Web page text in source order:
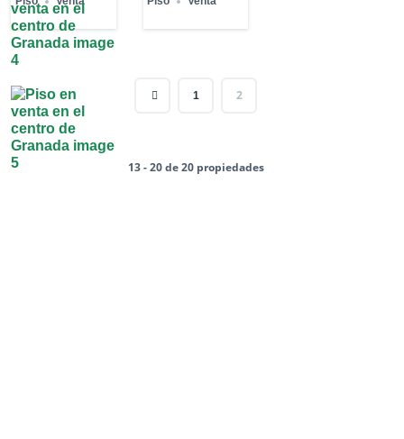
1 2
13 - 20 de 20 propiedades